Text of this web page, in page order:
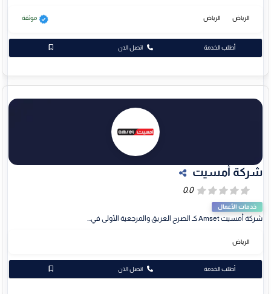
الرياض الرياض موثقة
اتصل الان أطلب الخدمة
شركة أمسيت
خدمات الأعمال
شركة أمسيت Amset كـ الصرح العريق والمرجعية الأولى في...
الرياض
اتصل الان أطلب الخدمة